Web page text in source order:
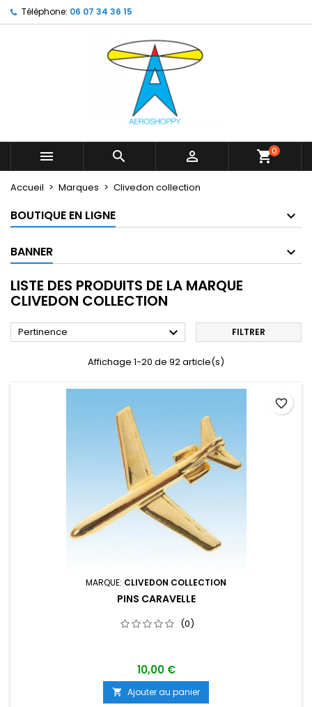
Téléphone: 06 07 34 36 15
   shopping_cart0
Accueil Marques Clivedon collection
BOUTIQUE EN LIGNE
BANNER
LISTE DES PRODUITS DE LA MARQUE
CLIVEDON COLLECTION
Pertinence  FILTRER
Affichage 1-20 de 92 article(s)
MARQUE: CLIVEDON COLLECTION
PINS CARAVELLE
(0)
10,00 €
 Ajouter au panier
favorite_border
My wishlists ×
Create new list
((modalTitle)) ×
((confirmMessage))
((cancelText))
Créer une liste d'envies ×
Nom de la liste d'envies
Connexion ×
Vous devez être connecté pour ajouter des produits
Annuler